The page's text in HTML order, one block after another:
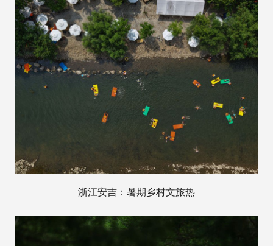
浙江安吉：暑期乡村文旅热